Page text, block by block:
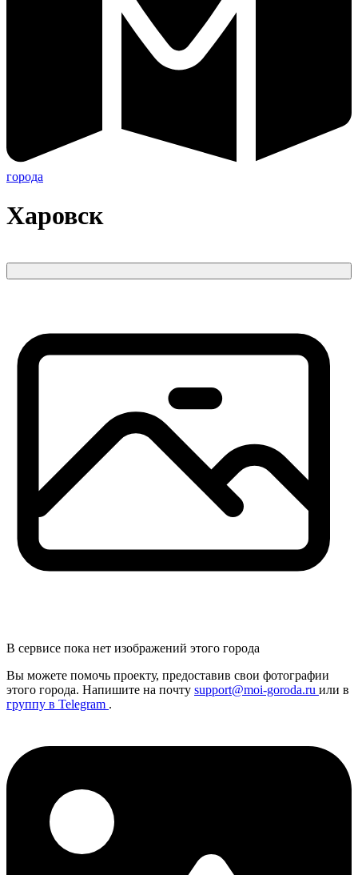
города
Харовск
В сервисе пока нет изображений этого города
Вы можете помочь проекту, предоставив свои фотографии
этого города. Напишите на почту support@moi-goroda.ru или в
группу в Telegram .